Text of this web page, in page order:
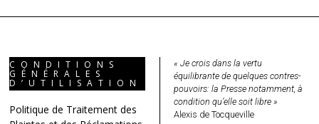
CONDITIONS
GÉNÉRALES
D’UTILISATION
Politique de Traitement des
« Je crois dans la vertu
équilibrante de quelques contres-
pouvoirs: la Presse notamment, à
condition qu’elle soit libre »
Alexis de Tocqueville